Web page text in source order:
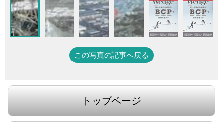
この写真の記事へ戻る
トップページ